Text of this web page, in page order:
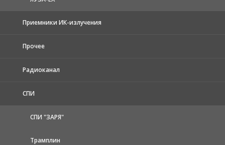
Приемники ИК-излучения
Прочее
Радиоканал
СПИ
СПИ "ЗАРЯ"
Трамплин